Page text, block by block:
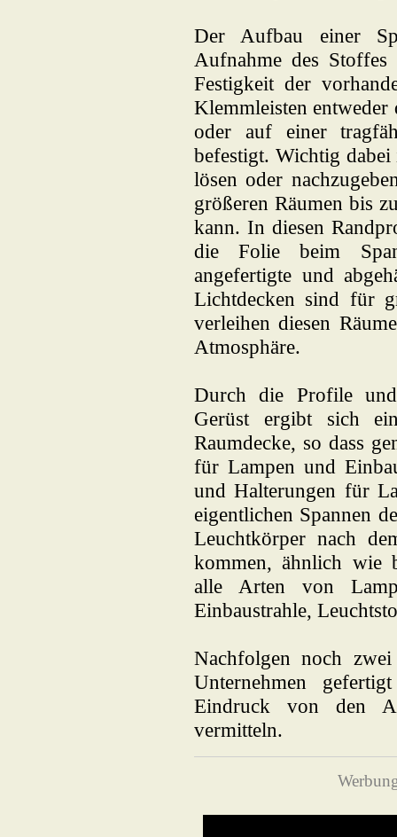
Der Aufbau einer
Aufnahme des
Festigkeit der
Klemmleisten
oder auf einer
befestigt. Wichtig
lösen oder
größeren Räumen bis
kann. In diesen
die Folie beim
angefertigte und
Lichtdecken sind für
verleihen diesen
Atmosphäre.
Durch die Profile
Gerüst ergibt sich
Raumdecke, so dass
für Lampen und
und Halterungen für
eigentlichen Spannen
Leuchtkörper nach
kommen, ähnlich wie
alle Arten von
Einbaustrahle,
Nachfolgen noch
Unternehmen
Eindruck von den
vermitteln.